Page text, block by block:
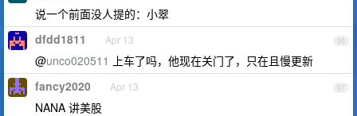
说一个前面没人提的：小翠
96
dfdd1811 Apr 13
@unco020511 上车了吗，他现在关门了，只在且慢更新
97
fancy2020 Apr 13
NANA 讲美股